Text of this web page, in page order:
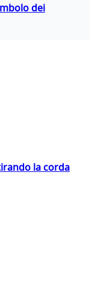
dei
la corda